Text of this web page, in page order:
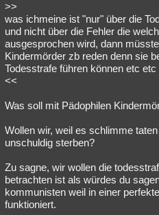
>>
was ichmeine ist "nur" über die
und nicht über die Fehler die
ausgesprochen wird, dann
Kindermörder zb reden denn sie
Todesstrafe führen können etc etc
<<
Was soll mit Pädophilen
Wollen wir, weil es schlimme
unschuldig sterben?
Zu sagne, wir wollen die
betrachten ist als würdes du
kommunisten weil in einer
funktioniert.